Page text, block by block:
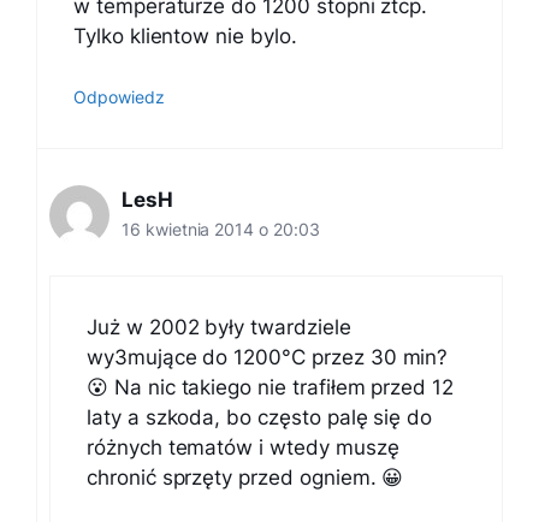
w temperaturze do 1200 stopni ztcp.
Tylko klientow nie bylo.
Odpowiedz
LesH
16 kwietnia 2014 o 20:03
Już w 2002 były twardziele
wy3mujące do 1200°C przez 30 min?
😮 Na nic takiego nie trafiłem przed 12
laty a szkoda, bo często palę się do
różnych tematów i wtedy muszę
chronić sprzęty przed ogniem. 😀